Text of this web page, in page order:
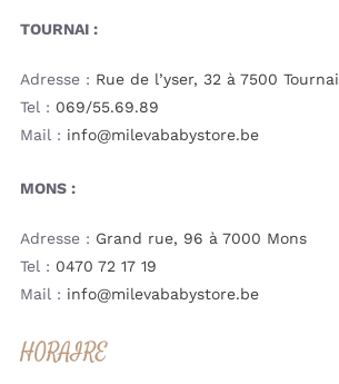
TOURNAI :
Adresse : Rue de l’yser, 32 à 7500 Tournai
Tel : 069/55.69.89
Mail : info@milevababystore.be
MONS :
Adresse : Grand rue, 96 à 7000 Mons
Tel : 0470 72 17 19
Mail : info@milevababystore.be
HORAIRE